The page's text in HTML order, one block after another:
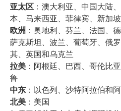
亚太区 ：澳大利亚、中国大陆
本、马来西亚、菲律宾、新加
欧洲 ：奥地利、芬兰、法国、
萨克斯坦、波兰、葡萄牙、俄
其、英国和乌克兰
拉美 ：阿根廷、巴西、哥伦比
鲁
中东 ：以色列、沙特阿拉伯和
北美 ：美国